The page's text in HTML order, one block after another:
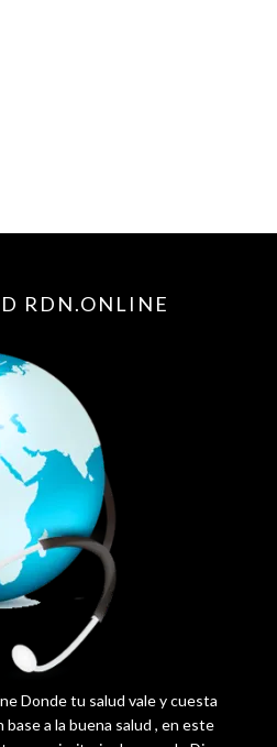
RDN.ONLINE
Donde tu salud vale y cuesta
base a la buena salud , en este